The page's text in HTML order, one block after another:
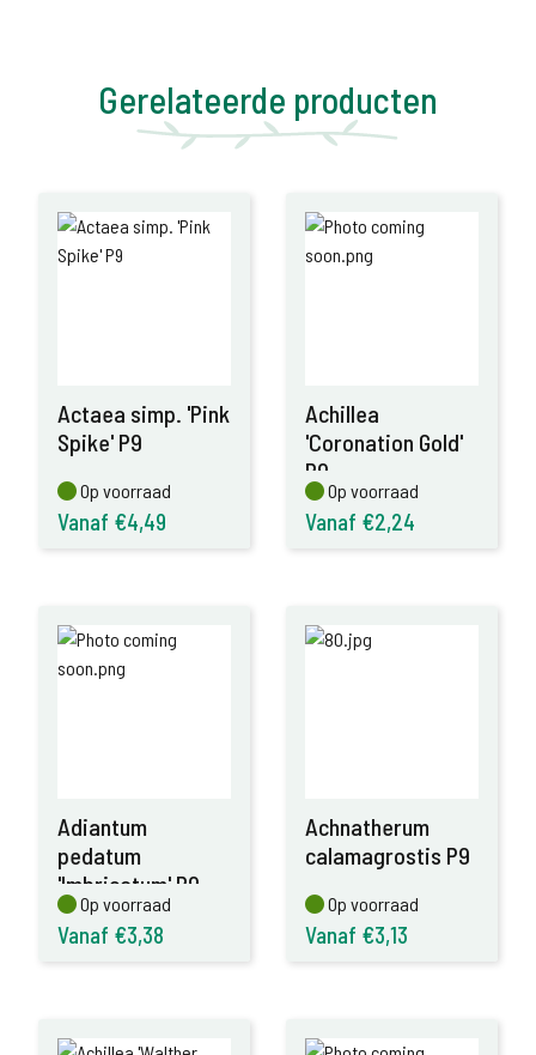
Gerelateerde producten
Actaea simp. 'Pink
Spike' P9
Op voorraad
Op voorraad
Vanaf €4,49
Achillea
'Coronation Gold'
P9
Op voorraad
Op voorraad
Vanaf €2,24
Adiantum
pedatum
'Imbricatum' P9
Op voorraad
Op voorraad
Vanaf €3,38
Achnatherum
calamagrostis P9
Op voorraad
Op voorraad
Vanaf €3,13